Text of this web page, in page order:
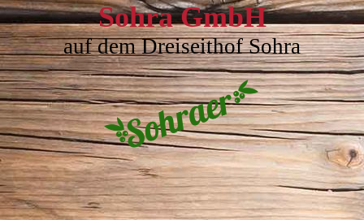
Sohra GmbH
auf dem Dreiseithof Sohra